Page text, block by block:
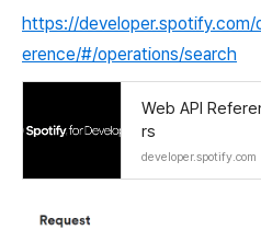
https://
erence/#/operations/search
Web API
rs
developer.spotify.com